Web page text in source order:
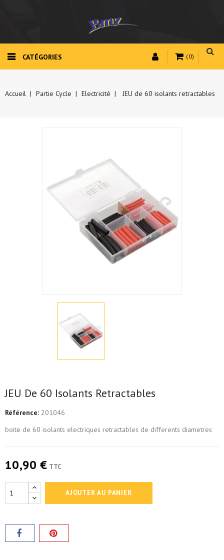
(0)
CATÉGORIES
Accueil Partie Cycle Electricité JEU de 60 isolants retractables
JEU De 60 Isolants Retractables
Référence: 201046
boite de 60 isolants electriques retractables de differents diametres
10,90 € TTC
AJOUTER AU PANIER